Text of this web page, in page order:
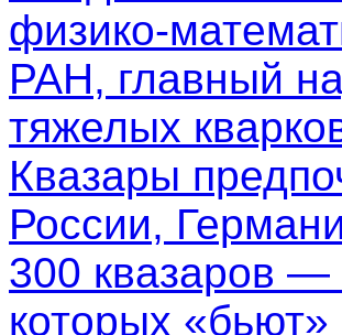
физико-
РАН, главный
тяжелых
Квазары
России,
300 квазаров
которых